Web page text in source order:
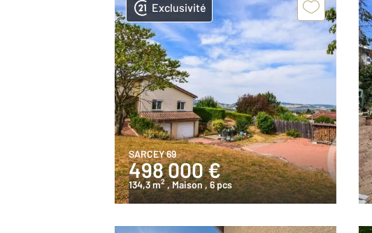
Exclusivité
SARCEY 69
498 000 €
134,3 m2 , Maison, 6 pcs